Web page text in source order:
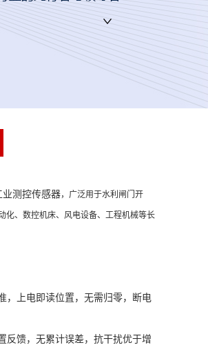
测控传感器，广泛用于水利闸门开
化、数控机床、风电设备、工程机械等长
，上电即读位置，无需归零，断电
反馈，无累计误差，抗干扰优于增